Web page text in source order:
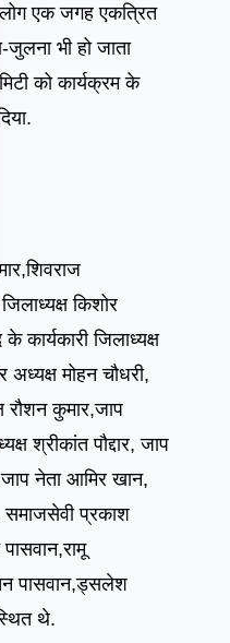
एक जगह एकत्रित
भी हो जाता
को कार्यक्रम के
किशोर
कार्यकारी जिलाध्यक्ष
मोहन चौधरी,
रौशन कुमार,जाप
श्रीकांत पौद्दार, जाप
नेता आमिर खान,
समाजसेवी प्रकाश
पासवान,ड्सलेश
थे.